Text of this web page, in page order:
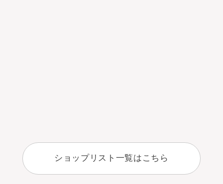
ショップリスト一覧はこちら